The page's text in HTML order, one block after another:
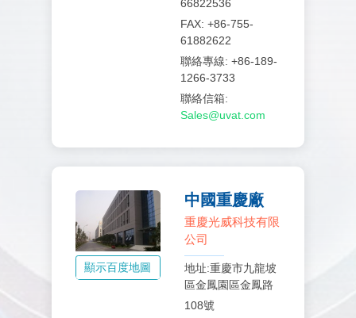
66822536
FAX: +86-755-
61882622
聯絡專線: +86-189-
1266-3733
聯絡信箱:
Sales@uvat.com
顯示百度地圖
中國重慶廠
重慶光威科技有限
公司
地址:重慶市九龍坡
區金鳳園區金鳳路
108號